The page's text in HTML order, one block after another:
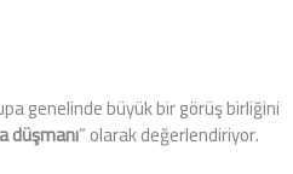
genelinde büyük bir görüş birliğini
düşmanı” olarak değerlendiriyor.